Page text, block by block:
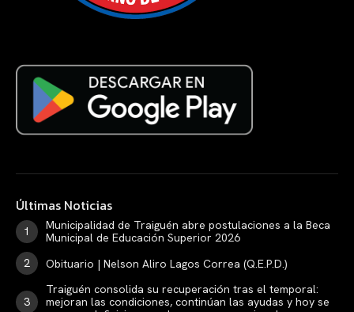
Últimas Noticias
Municipalidad de Traiguén abre postulaciones a la Beca
Municipal de Educación Superior 2026
Obituario | Nelson Aliro Lagos Correa (Q.E.P.D.)
Traiguén consolida su recuperación tras el temporal:
mejoran las condiciones, continúan las ayudas y hoy se